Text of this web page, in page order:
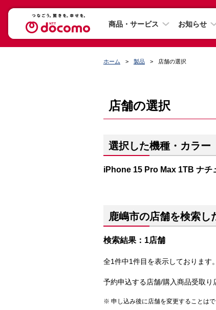
商品・サービス お知らせ
ホーム 製品 店舗の選択
店舗の選択
選択した機種・カラー
iPhone 15 Pro Max 1TB ナチ
鹿嶋市の店舗を検索し
検索結果：1店舗
全1件中1件目を表示しております
予約申込する店舗/購入商品受取り
申し込み後に店舗を変更することはで